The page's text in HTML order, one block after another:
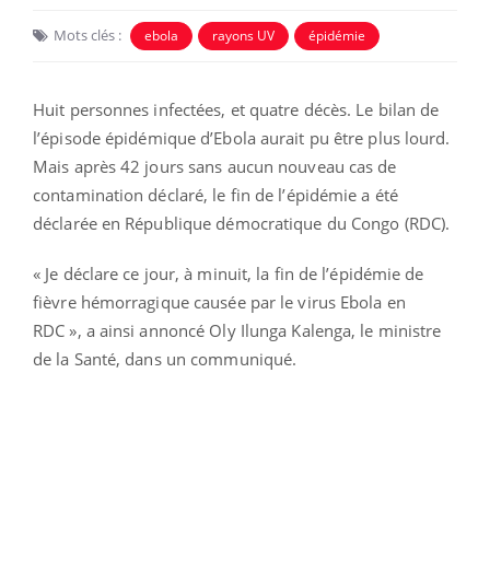
Mots clés : ebola rayons UV épidémie
Huit personnes infectées, et quatre décès. Le bilan de
l’épisode épidémique d’Ebola aurait pu être plus lourd.
Mais après 42 jours sans aucun nouveau cas de
contamination déclaré, le fin de l’épidémie a été
déclarée en République démocratique du Congo (RDC).
« Je déclare ce jour, à minuit, la fin de l’épidémie de
fièvre hémorragique causée par le virus Ebola en
RDC », a ainsi annoncé Oly Ilunga Kalenga, le ministre
de la Santé, dans un communiqué.